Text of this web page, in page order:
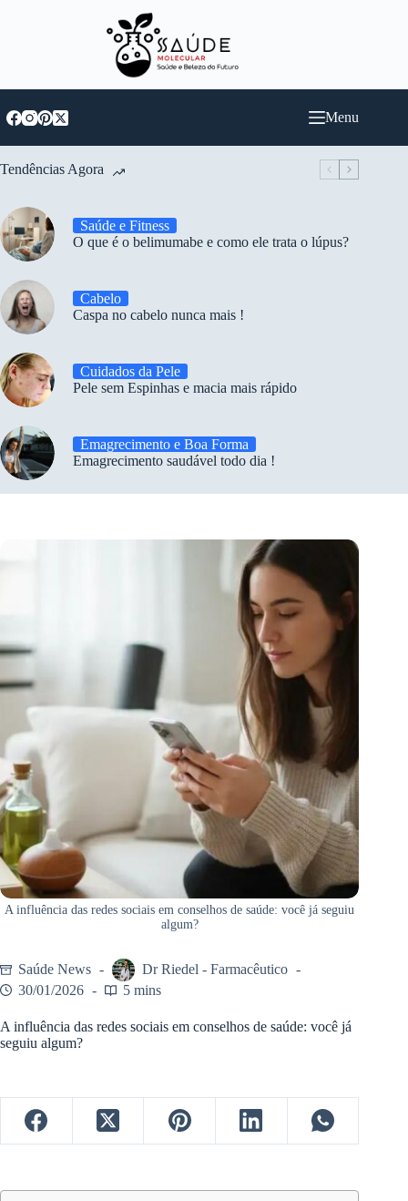
Menu
Tendências Agora
Saúde e Fitness
O que é o belimumabe e como ele trata o lúpus?
Cabelo
Caspa no cabelo nunca mais !
Cuidados da Pele
Pele sem Espinhas e macia mais rápido
Emagrecimento e Boa Forma
Emagrecimento saudável todo dia !
A influência das redes sociais em conselhos de saúde: você já seguiu
algum?
Saúde News
Dr Riedel - Farmacêutico
30/01/2026
5 mins
A influência das redes sociais em conselhos de saúde: você já
seguiu algum?